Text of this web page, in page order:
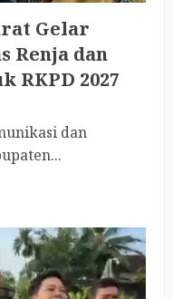
Gelar
Renja dan
RKPD 2027
dan